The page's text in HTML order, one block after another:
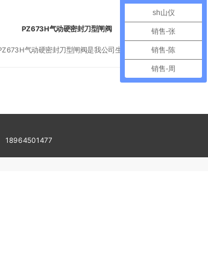
PZ673H气动硬密封刀型闸阀
气动硬密封刀型闸阀是我公司生产的
系列控制阀门之一。PZ673H气动硬密封刀型
外类似产品结构及制造工艺的先进特点，不断
、接近开关等附件可以完成开、关两位置的
18964501477
sh山仪
销售-张
销售-陈
销售-周